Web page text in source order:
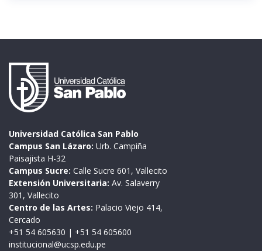
Universidad Católica San Pablo
Campus San Lázaro: Urb. Campiña
Paisajista H-32
Campus Sucre: Calle Sucre 601, Vallecito
Extensión Universitaria: Av. Salaverry
301, Vallecito
Centro de las Artes: Palacio Viejo 414,
Cercado
+51 54 605630 | +51 54 605600
institucional@ucsp.edu.pe